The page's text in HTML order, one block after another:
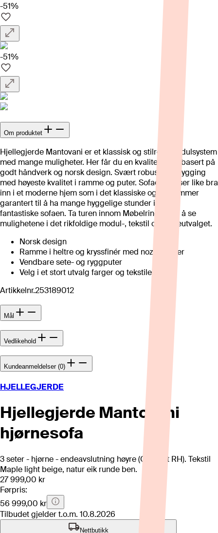
-51%
-51%
Om produktet
Hjellegjerde Mantovani er et klassisk og stilrent modulsystem
med mange muligheter. Her får du en kvalitetssofa basert på
godt håndverk og norsk design. Svært robust oppbygging
med høyeste kvalitet i ramme og puter. Sofaen passer like bra
inn i et moderne hjem som i det klassiske og du kommer
garantert til å ha mange hyggelige stunder i denne
fantastiske sofaen. Ta turen innom Møbelringen for å se
mulighetene i det rikfoldige modul-, tekstil og fargeutvalget.
Norsk design
Ramme i heltre og kryssfinér med nozagfjærer
Vendbare sete- og ryggputer
Velg i et stort utvalg farger og tekstiler
Artikkelnr.253189012
Mål
Vedlikehold
Kundeanmeldelser (0)
HJELLEGJERDE
Hjellegjerde Mantovani
hjørnesofa
3 seter - hjørne - endeavslutning høyre (Oppsett RH). Tekstil
Maple light beige, natur eik runde ben.
27 999,00 kr
Førpris:
56 999,00 kr
Tilbudet gjelder t.o.m. 10.8.2026
Nettbutikk